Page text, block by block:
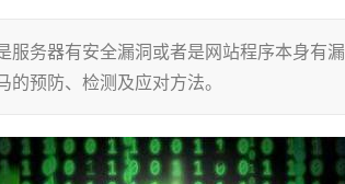
务器有安全漏洞或者是网站程序本身有
预防、检测及应对方法。